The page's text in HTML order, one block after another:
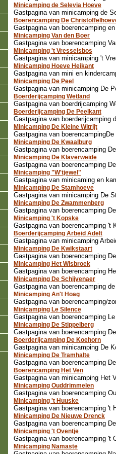
Minicamping de Selevia Hoeve
Gastpagina van minicamping de
Boerencamping De
Gastpagina van boerencamping
Minicamping Van den Boer
Gastpagina van boerencamping
Minicamping 't Vresselsbos
Gastpagina van minicamping 't
Minicamping Hoeve Heikant
Gastpagina van mini en
Minicamping De Peel
Gastpagina van minicamping De
Boerderijcamping Wetland
Gastpagina van boerdrijcamping
Boerderijcamping De Peelkant
Gastpagina van boerderijcamping
Minicamping De Kleine Witrijt
Gastpagina van
Minicamping De Kwaalburg
Gastpagina van boerencamping
Minicamping De Klaverweide
Gastpagina van boerencamping
Minicamping "W'tjewel"
Gastpagina van minicaming en
Minicamping De Stamhoeve
Gastpagina van minicamping De
Minicamping De Zwammenberg
Gastpagina van boerencamping
Minicamping 't Kopske
Gastpagina van boerencamping 't
Boerderijcamping Arbeid Adelt
Gastpagina van minicamping
Minicamping De Kwikstaart
Gastpagina van boerencamping
Minicamping Het Wisbroek
Gastpagina van boerencamping
Minicamping De Schijvenaer
Gastpagina van boerencamping
Minicamping An't Hoag
Gastpagina van boerencamping/
Minicamping Le Silence
Gastpagina van boerencamping
Minicamping De Stippelberg
Gastpagina van boerencamping
Boerderijcamping De Koehorn
Gastpagina van minicamping De
Minicamping De Tramhalte
Gastpagina van boerencamping
Boerencamping Het Ven
Gastpagina van minicamping Het
Minicamping Ouddrimmelen
Gastpagina van boerencamping
Minicamping 't Huuske
Gastpagina van boerencamping 't
Minicamping De Nieuwe Drenck
Gastpagina van boerencamping
Minicamping 't Oventje
Gastpagina van boerencamping 't
Minicamping Namaste